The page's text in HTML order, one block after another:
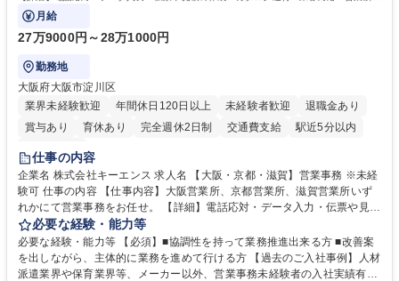
で発生する事務業務や業務改善をお任せ。
月給
27万9000円～28万1000円
勤務地
大阪府大阪市淀川区
業界未経験歓迎
年間休日120日以上 未経験者歓迎
退職金あり
賞与あり
育休あり 完全週休2日制 交通費支給
駅近5分以内
土日祝休み
仕事の内容
企業名 株式会社キーエンス 求人名 【大阪・京都・滋賀】営業事務 ※未経
験可 仕事の内容 【仕事内容】大阪営業所、京都営業所、滋賀営業所いず
れかにて営業事務をお任せ。 【詳細】電話応対・データ入力・伝票や見積
の作成・カタログ送付・来客対応・営業所内で発生する事務業務や業務改
善をお任せ。 【教育制度】ご入社後、育成担当とペアになりながらOJTに
て業務を覚えていただくことが可能です。業務システムがきちんと構築さ
れているため、スムーズに仕事に慣れることができる環境です。また、
必要な経験・能力等
必要な経験・能力等 【必須】■協調性を持って業務推進出来る方 ■改善案
を出しながら、主体的に業務を進めて行ける方 【過去のご入社事例】人材
派遣業界や保育業界等、メーカー以外、営業事務未経験者の入社実績有